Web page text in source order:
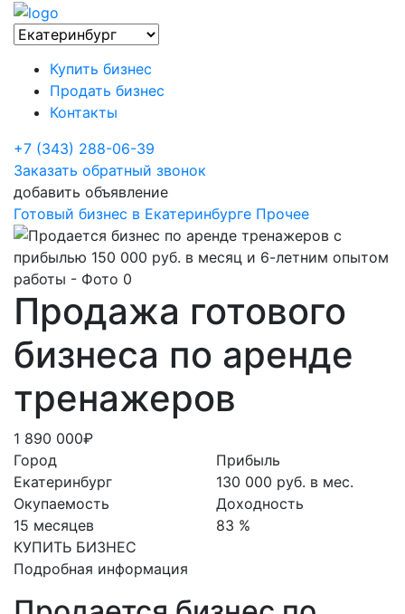
Купить бизнес
Продать бизнес
Контакты
+7 (343) 288-06-39
Заказать обратный звонок
добавить объявление
Готовый бизнес в Екатеринбурге Прочее
Продажа готового
бизнеса по аренде
тренажеров
1 890 000₽
Город
Екатеринбург
Окупаемость
15 месяцев
КУПИТЬ БИЗНЕС
Прибыль
130 000 руб. в мес.
Доходность
83 %
Подробная информация